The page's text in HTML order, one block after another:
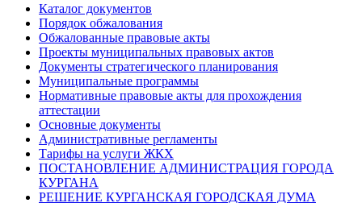
Каталог документов
Порядок обжалования
Обжалованные правовые акты
Проекты муниципальных правовых актов
Документы стратегического планирования
Муниципальные программы
Нормативные правовые акты для прохождения
аттестации
Основные документы
Административные регламенты
Тарифы на услуги ЖКХ
ПОСТАНОВЛЕНИЕ АДМИНИСТРАЦИЯ ГОРОДА
КУРГАНА
РЕШЕНИЕ КУРГАНСКАЯ ГОРОДСКАЯ ДУМА